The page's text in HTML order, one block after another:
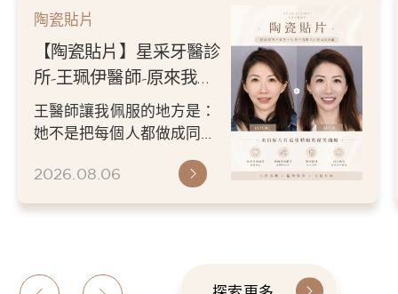
陶瓷貼片
【陶瓷貼片】星采牙醫診
所-王珮伊醫師-從門牙縫
到自信笑容：美白貼片打
造更精緻的微笑曲線
王珮伊醫師在規劃貼片時，
除了考量牙齒本身條件，也
微笑方式等細節出發，協助
2026.06.26